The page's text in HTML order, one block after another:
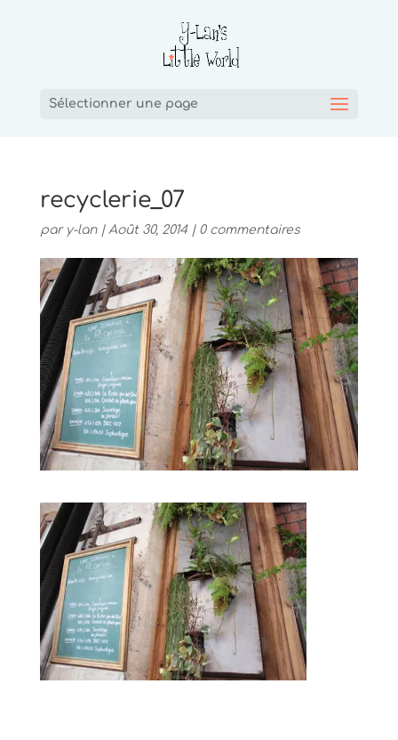
Sélectionner une page
recyclerie_07
par y-lan| Août 30, 2014| 0 commentaires